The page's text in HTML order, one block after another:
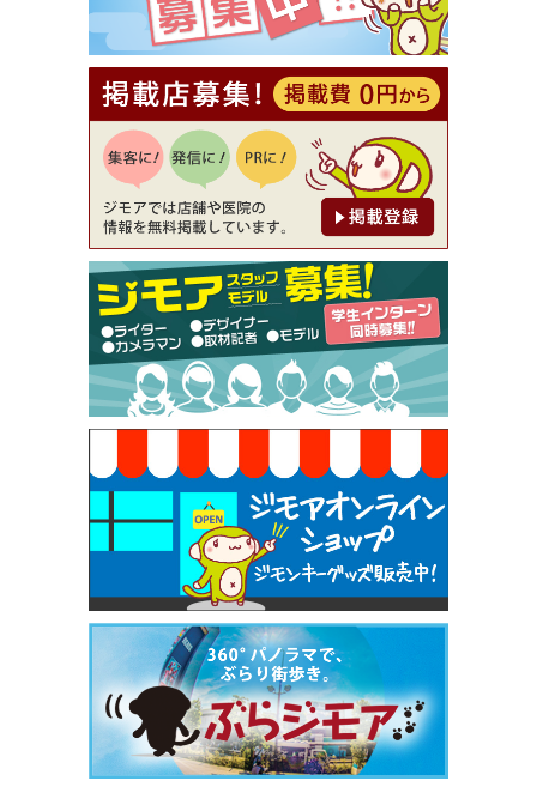
【ジモア読者特典2】コース 3,500円→3,000円（料
理5品+2時間飲み放題）（創作イタリアン Pia Cu
ore（ピアクオーレ））
[有効期限]2026年9月30日
【ジモア読者特典1】料理全品20％OFF ※18時以
降（創作イタリアン Pia Cuore（ピアクオーレ））
[有効期限]2026年9月30日
【ジモア限定②】初回割引 特価 鼻毛脱毛 半額 2,2
00円⇒1,100円（メンズ専門ワックス脱毛サロン Mi
ckle（ミックル））
[有効期限]2026年9月30日
【ジモア限定特典①】まつ毛カール 3,850円→ 2,7
50円（Premiere（プルミエール））
[有効期限]2026年9月30日
焼き餃子 一皿サービス（餃子酒場たっちゃん 西
早稲田店）
[有効期限]2026年9月30日